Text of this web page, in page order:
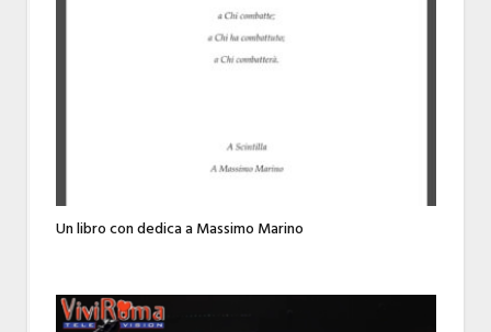
Un libro con dedica a Massimo Marino